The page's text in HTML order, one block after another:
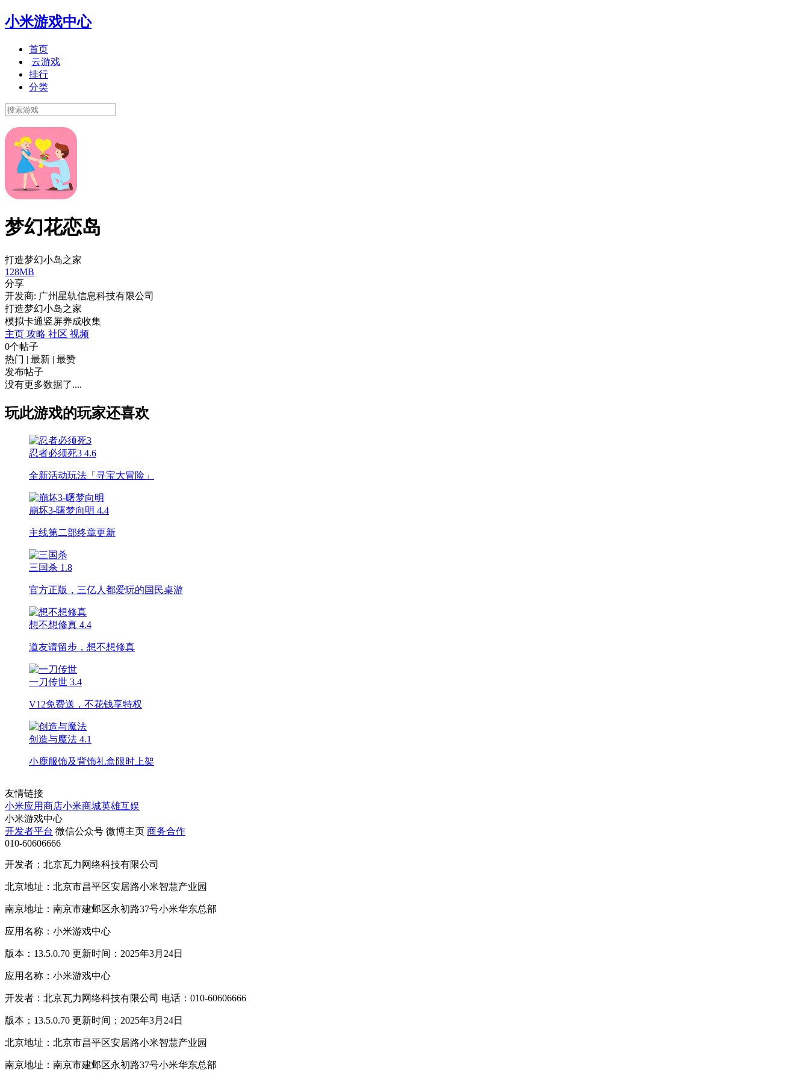
小米游戏中心
首页
云游戏
排行
分类
梦幻花恋岛
打造梦幻小岛之家
128MB
分享
开发商: 广州星轨信息科技有限公司
打造梦幻小岛之家
模拟卡通竖屏养成收集
主页 攻略 社区 视频
0个帖子
热门 | 最新 | 最赞
发布帖子
没有更多数据了....
玩此游戏的玩家还喜欢
忍者必须死3 4.6
全新活动玩法「寻宝大冒险」
崩坏3-曙梦向明 4.4
主线第二部终章更新
三国杀 1.8
官方正版，三亿人都爱玩的国民桌游
想不想修真 4.4
道友请留步，想不想修真
一刀传世 3.4
V12免费送，不花钱享特权
创造与魔法 4.1
小鹿服饰及背饰礼盒限时上架
友情链接
小米应用商店小米商城英雄互娱
小米游戏中心
开发者平台 微信公众号 微博主页 商务合作
010-60606666
开发者：北京瓦力网络科技有限公司
北京地址：北京市昌平区安居路小米智慧产业园
南京地址：南京市建邺区永初路37号小米华东总部
应用名称：小米游戏中心
版本：13.5.0.70 更新时间：2025年3月24日
应用名称：小米游戏中心
开发者：北京瓦力网络科技有限公司 电话：010-60606666
版本：13.5.0.70 更新时间：2025年3月24日
北京地址：北京市昌平区安居路小米智慧产业园
南京地址：南京市建邺区永初路37号小米华东总部